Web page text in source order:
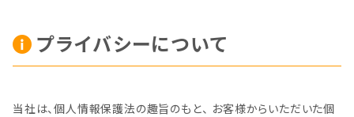
プライバシーについて
当社は、個人情報保護法の趣旨のもと、 お客様からいただいた個